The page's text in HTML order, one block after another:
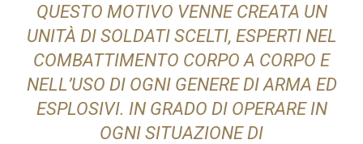
QUESTO MOTIVO VENNE CREATA UN
UNITÀ DI SOLDATI SCELTI, ESPERTI NEL
COMBATTIMENTO CORPO A CORPO E
NELL’USO DI OGNI GENERE DI ARMA ED
ESPLOSIVI. IN GRADO DI OPERARE IN
OGNI SITUAZIONE DI